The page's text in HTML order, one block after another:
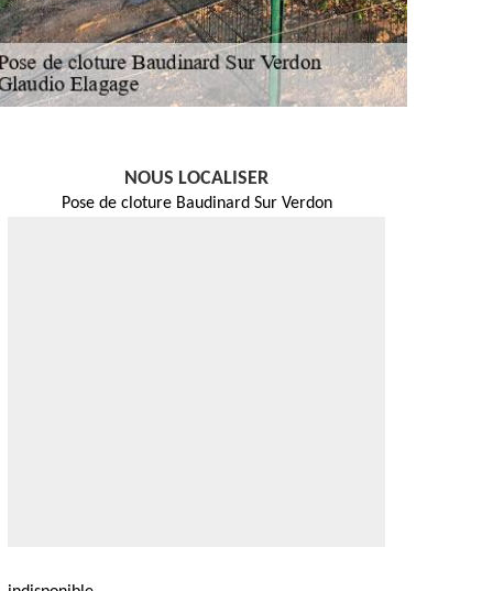
NOUS LOCALISER
Pose de cloture Baudinard Sur Verdon